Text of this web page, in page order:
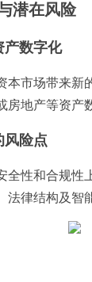
潜在风险
产数字化
本市场带来新
房地产等资产
风险点
全性和合规性
法律结构及智